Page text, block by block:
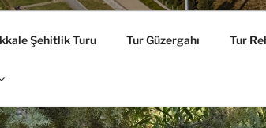
Şehitlik Turu Tur Güzergahı Tur